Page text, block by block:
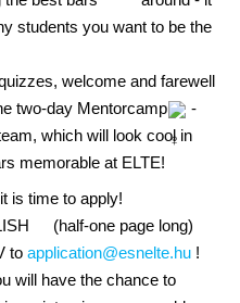
students you want to be the
welcome and farewell
two-day Mentorcamp
-
which will look cool in
memorable at ELTE!
is time to apply!
(half-one page long)
to application@esnelte.hu !
will have the chance to